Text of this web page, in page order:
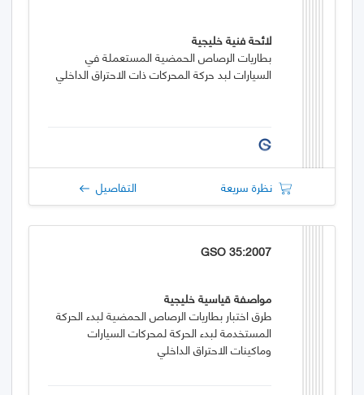
لائحة فنية خليجية
بطاريات الرصاص الحمضية المستعملة في
السيارات لبد حركة المحركات ذات الاحتراق الداخلي
نظرة سريعة التفاصيل
GSO 35:2007
مواصفة قياسية خليجية
طرق اختبار بطاريات الرصاص الحمضية لبدء الحركة
المستخدمة لبدء الحركة لمحركات السيارات
وماكينات الاحتراق الداخلي